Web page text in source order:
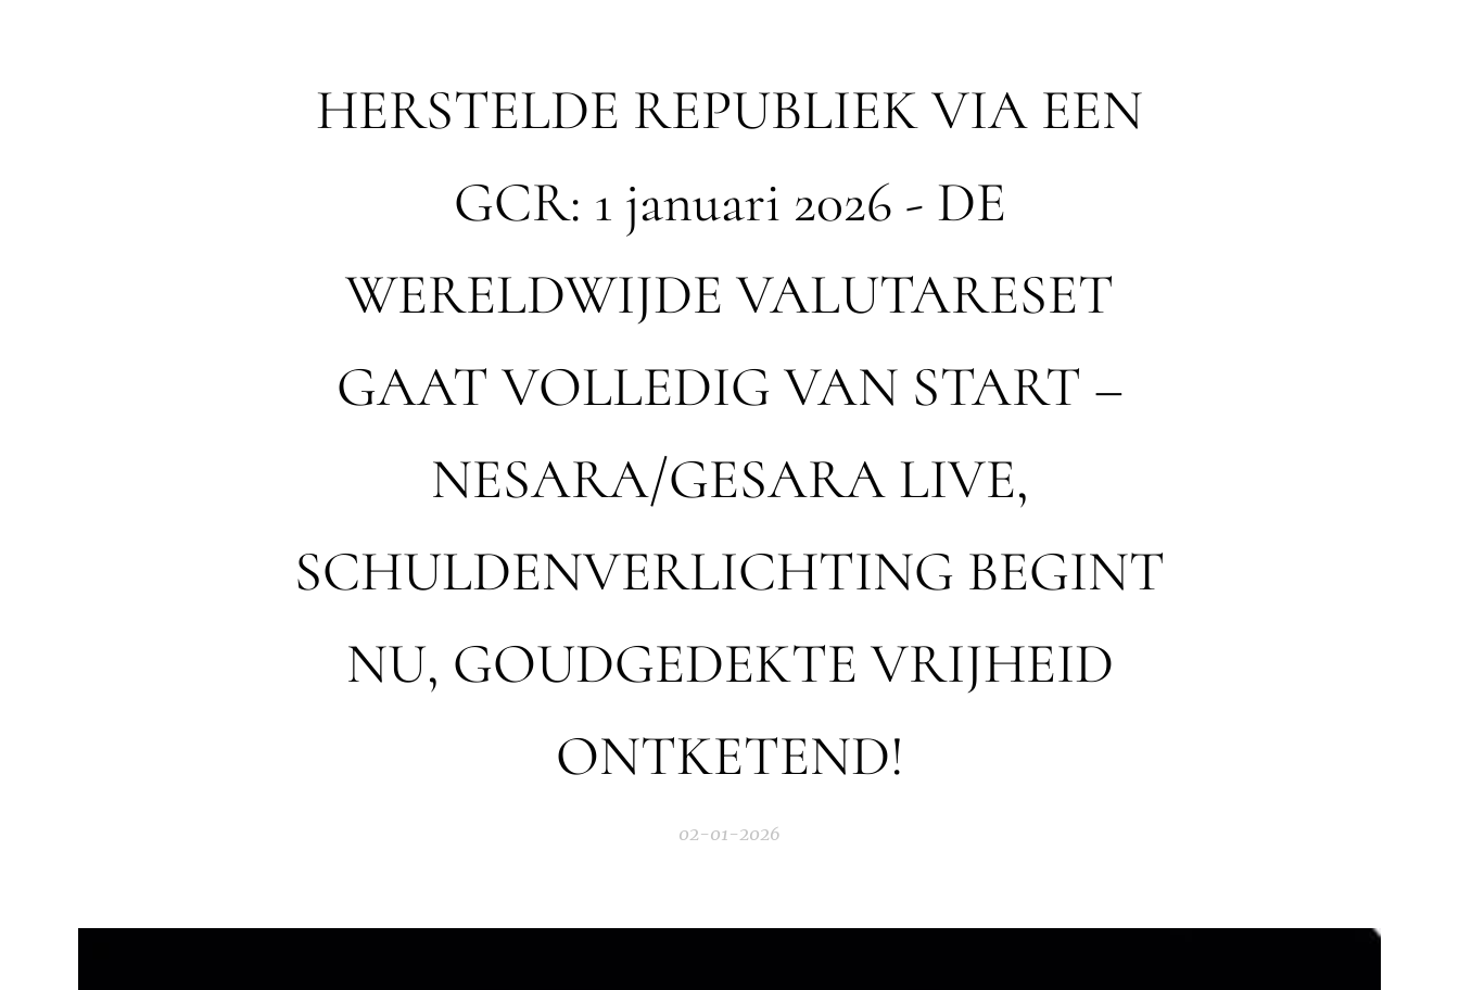
HERSTELDE REPUBLIEK VIA EEN
GCR: 1 januari 2026 - DE
WERELDWIJDE VALUTARESET
GAAT VOLLEDIG VAN START –
NESARA/GESARA LIVE,
SCHULDENVERLICHTING BEGINT
NU, GOUDGEDEKTE VRIJHEID
ONTKETEND!
02-01-2026